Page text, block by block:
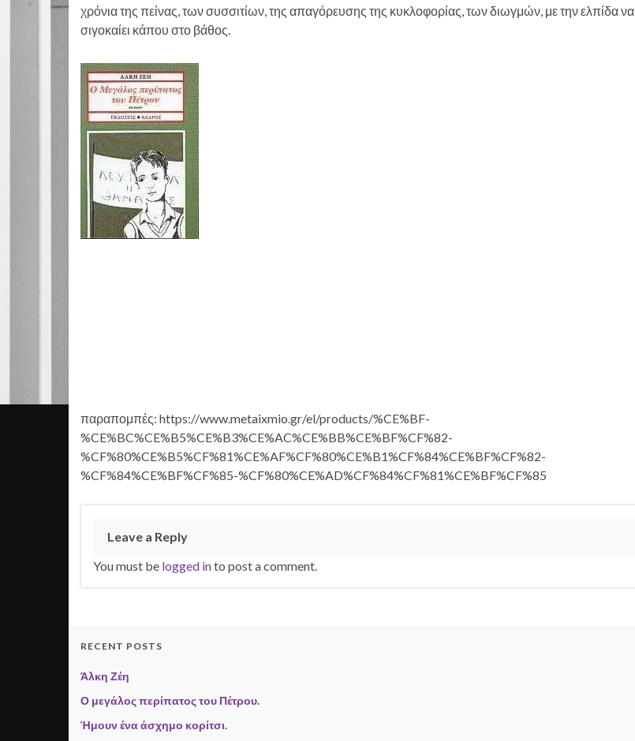
χρόνια της πείνας, των συσσιτίων, της απαγόρευσης της κυκλοφορίας, των διωγμών, με την ελπίδα να
σιγοκαίει κάπου στο βάθος.
παραπομπές: https://www.metaixmio.gr/el/products/%CE%BF-
%CE%BC%CE%B5%CE%B3%CE%AC%CE%BB%CE%BF%CF%82-
%CF%80%CE%B5%CF%81%CE%AF%CF%80%CE%B1%CF%84%CE%BF%CF%82-
%CF%84%CE%BF%CF%85-%CF%80%CE%AD%CF%84%CF%81%CE%BF%CF%85
Leave a Reply
You must be logged into post a comment.
RECENT POSTS
Άλκη Ζέη
Ο μεγάλος περίπατος του Πέτρου.
Ήμουν ένα άσχημο κορίτσι.